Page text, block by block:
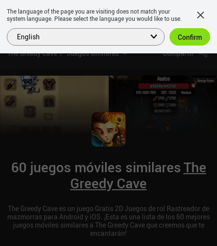
The Greedy Cave Juegos similares Compartir
60 juegos móviles similaresThe
Greedy Cave
The Greedy Cave es un juego Gratis 2D Juegos de rol Rastreador de
mazmorras para Android y iOS. ¡Esta es una lista de los 60 mejores
juegos móviles similares a The Greedy Cave que creemos que te
encantarán!
The language of the page you are visiting does not match your
system language. Please select the language you would like to use.
English Confirm